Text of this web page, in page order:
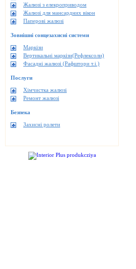
Жалюзі з елекроприводом
Жалюзі для мансардних вікон
Паперові жалюзі
Зовнішні сонцезахисні системи
Маркізи
Вертикальні маркізи(Рефлексоли)
Фасадні жалюзі (Рафштори т.і.)
Послуги
Хімчистка жалюзі
Ремонт жалюзі
Безпека
Захисні ролети